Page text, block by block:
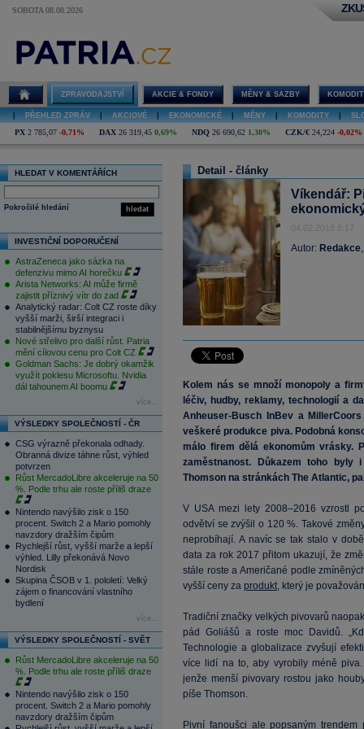
SOBOTA 08.08.2026
ZPRAVODAJSTVÍ AKCIE & FONDY MĚNY & SAZBY
PŘEHLED ZPRÁV AKCIOVÉ EKONOMICKÉ MĚNY KOMODITY
PX 2 785,07 -0,71% DAX 26 319,45 0,69% NDQ 26 690,62 1,30% CZK/€ 24,224 -0,02%
HLEDAT V KOMENTÁŘÍCH
hledat
Pokročilé hledání
INVESTIČNÍ DOPORUČENÍ
AstraZeneca jako sázka na
defenzivu mimo AI horečku
Arista Networks: AI může firmě
zajistit příznivý vítr do zad
Analytický radar: Colt CZ roste díky
vyšší marži, širší integraci i
stabilnějšímu byznysu
Nové střelivo pro další růst. Patria
mění cílovou cenu pro Colt CZ
Goldman Sachs: Je dobrý okamžik
využít poklesu Microsoftu. Nvidia
dál tahounem AI boomu
více...
VÝSLEDKY SPOLEČNOSTÍ - ČR
CSG výrazně překonala odhady.
Obranná divize táhne růst, výhled
potvrzen
Růst MercadoLibre akceleruje na 50
%. Podle trhu ale roste příliš draze
Nintendo navýšilo zisk o 150
procent. Switch 2 a Mario pomohly
navzdory dražším čipům
Rychlejší růst, vyšší marže a lepší
výhled. Lilly překonává Novo
Nordisk
Skupina ČSOB v 1. pololetí: Velký
zájem o financování vlastního
bydlení
více...
VÝSLEDKY SPOLEČNOSTÍ - SVĚT
Růst MercadoLibre akceleruje na 50
%. Podle trhu ale roste příliš draze
Nintendo navýšilo zisk o 150
procent. Switch 2 a Mario pomohly
navzdory dražším čipům
Detail - články
Víkendář:
04.02.2018 8:17
Autor: Redakce
Kolem nás se množí monopoly a
léčiv, hudby, reklamy, technologií a
Anheuser-Busch InBev a
veškeré produkce piva. Podobná
málo firem dělá ekonomům vrásky.
zaměstnanost. Důkazem toho byly
Thomson na stránkách The Atlantic,
V USA mezi lety 2008–2016 vzrostl
odvětví se zvýšil o 120 %. Takové
neprobíhají. A navíc se tak stalo v
data za rok 2017 přitom ukazují, že
stále roste a Američané podle
vyšší ceny za produkt, který je
Tradiční značky velkých pivovarů
pád Goliášů a roste moc Davidů.
Technologie a globalizace zvyšují
více lidí na to, aby vyrobily méně
jenže menší pivovary rostou jako
píše Thomson.
Pivní fanoušci ale popsaným